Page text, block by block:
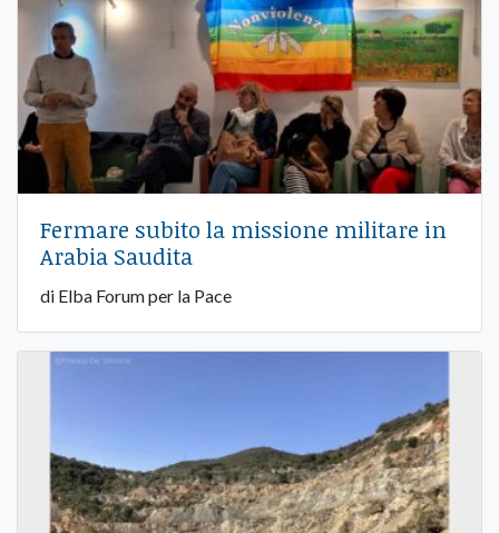
Fermare subito la missione militare in
Arabia Saudita
di Elba Forum per la Pace